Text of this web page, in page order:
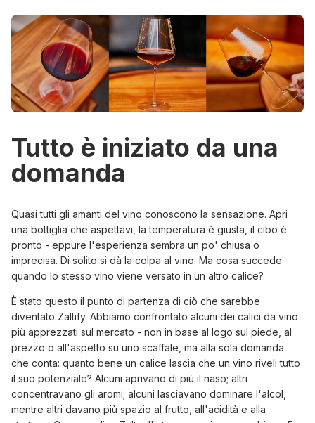
Tutto è iniziato da una
domanda
Quasi tutti gli amanti del vino conoscono la sensazione. Apri
una bottiglia che aspettavi, la temperatura è giusta, il cibo è
pronto - eppure l'esperienza sembra un po' chiusa o
imprecisa. Di solito si dà la colpa al vino. Ma cosa succede
quando lo stesso vino viene versato in un altro calice?
È stato questo il punto di partenza di ciò che sarebbe
diventato Zaltify. Abbiamo confrontato alcuni dei calici da vino
più apprezzati sul mercato - non in base al logo sul piede, al
prezzo o all'aspetto su uno scaffale, ma alla sola domanda
che conta: quanto bene un calice lascia che un vino riveli tutto
il suo potenziale? Alcuni aprivano di più il naso; altri
concentravano gli aromi; alcuni lasciavano dominare l'alcol,
mentre altri davano più spazio al frutto, all'acidità e alla